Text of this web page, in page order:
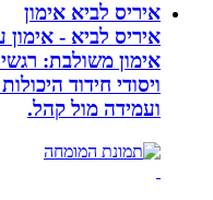
איריס לביא אימון
איריס לביא - אימון
אימון משולבת: רגשית,
ויסודי חידוד היכולות
ועמידה מול קהל.